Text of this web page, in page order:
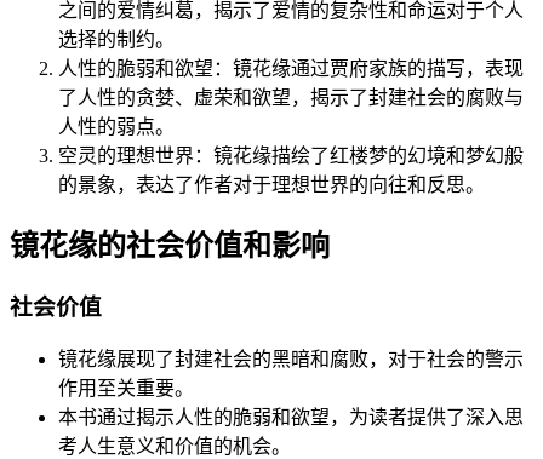
之间的爱情纠葛，揭示了爱情的复杂性和命运对于个人
选择的制约。
人性的脆弱和欲望：镜花缘通过贾府家族的描写，表现
了人性的贪婪、虚荣和欲望，揭示了封建社会的腐败与
人性的弱点。
空灵的理想世界：镜花缘描绘了红楼梦的幻境和梦幻般
的景象，表达了作者对于理想世界的向往和反思。
镜花缘的社会价值和影响
社会价值
镜花缘展现了封建社会的黑暗和腐败，对于社会的警示
作用至关重要。
本书通过揭示人性的脆弱和欲望，为读者提供了深入思
考人生意义和价值的机会。